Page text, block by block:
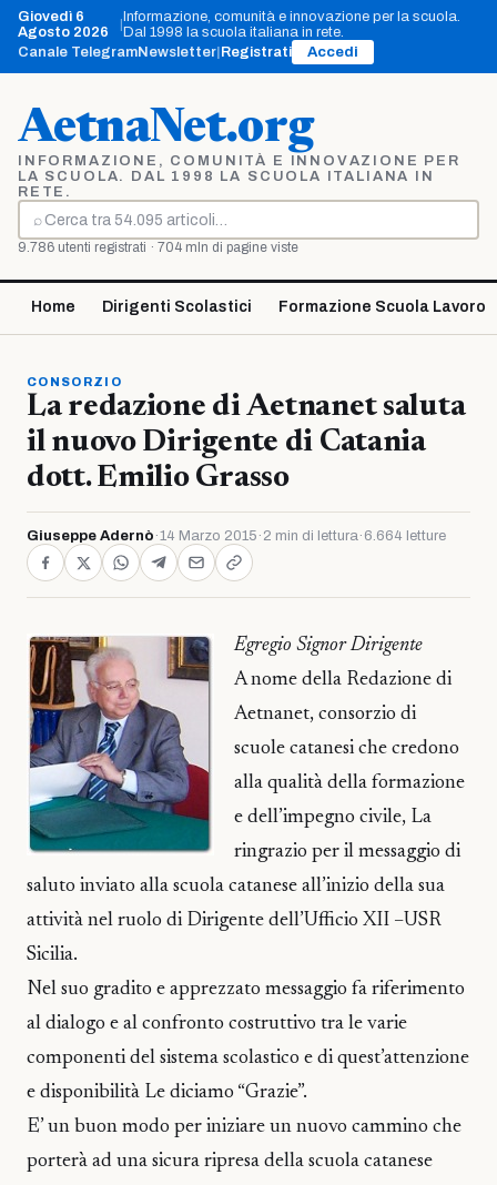
Vai
contenuto
Giovedì 6
Agosto 2026
Informazione, comunità e innovazione per la scuola.
Dal 1998 la scuola italiana in rete.
Canale TelegramNewsletter Registrati Accedi
AetnaNet.org
INFORMAZIONE, COMUNITÀ E INNOVAZIONE PER
LA SCUOLA. DAL 1998 LA SCUOLA ITALIANA IN
RETE.
⌕
Cerca
9.786 utenti registrati · 704 mln di pagine viste
Home Dirigenti Scolastici Formazione Scuola Lavoro
CONSORZIO
La redazione di Aetnanet saluta
il nuovo Dirigente di Catania
dott. Emilio Grasso
Giuseppe Adernò ·14 Marzo 2015 · 2 min di lettura· 6.664 letture
Egregio Signor Dirigente
A nome della Redazione di
Aetnanet, consorzio di
scuole catanesi che credono
alla qualità della formazione
e dell’impegno civile, La
ringrazio per il messaggio di
saluto inviato alla scuola catanese all’inizio della sua
attività nel ruolo di Dirigente dell’Ufficio XII –USR
Sicilia.
Nel suo gradito e apprezzato messaggio fa riferimento
al dialogo e al confronto costruttivo tra le varie
componenti del sistema scolastico e di quest’attenzione
e disponibilità Le diciamo “Grazie”.
E’ un buon modo per iniziare un nuovo cammino che
porterà ad una sicura ripresa della scuola catanese